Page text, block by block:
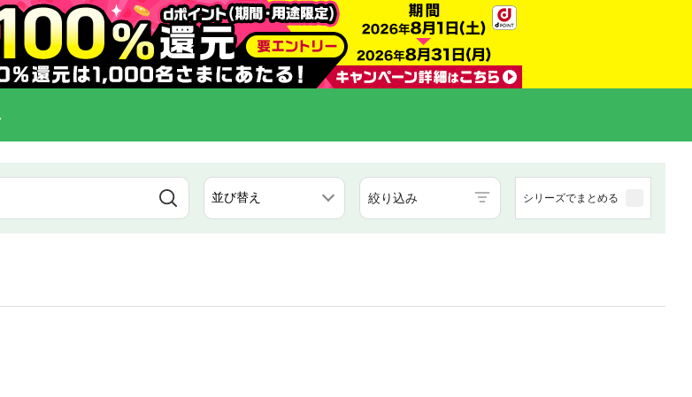
絞り込み シリーズでまとめる